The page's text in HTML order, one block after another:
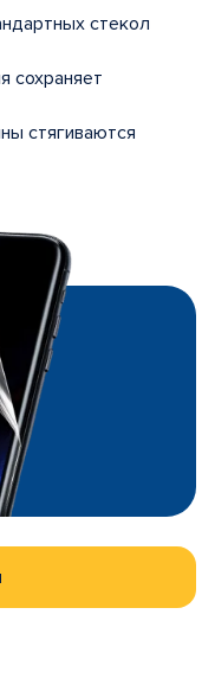
стекол
сохраняет
стягиваются